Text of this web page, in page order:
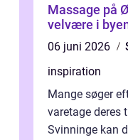
Massage på
velvære i
06 juni 2026
inspiration
Mange søger
varetage deres
Svinninge kan